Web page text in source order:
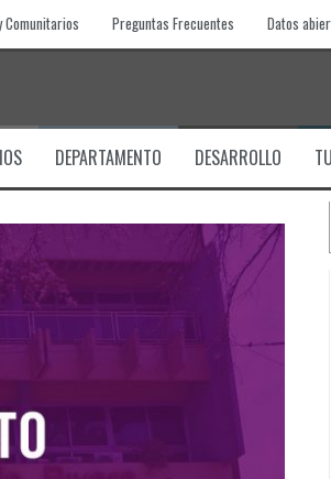
Comunitarios Preguntas Frecuentes Datos
DEPARTAMENTO DESARROLLO